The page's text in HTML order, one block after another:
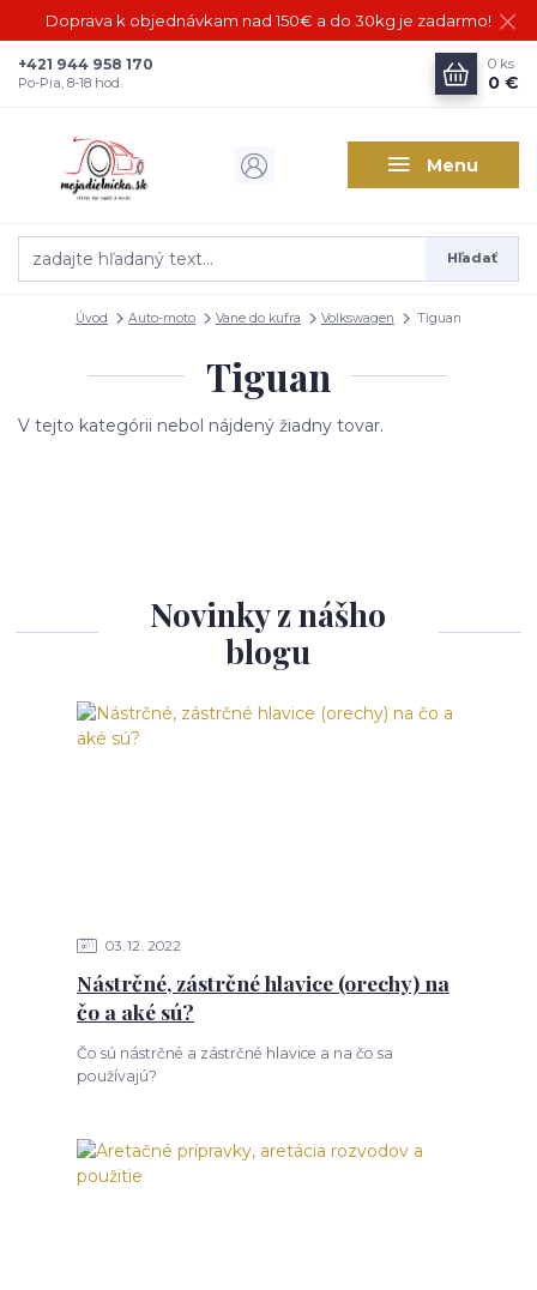
Doprava k objednávkam nad 150€ a do 30kg je zadarmo!
Menu
Hľadať
+421 944 958 170
Po-Pia, 8-18 hod.
0 ks
0 €
Úvod Auto-moto Vane do kufra Volkswagen Tiguan
Tiguan
V tejto kategórii nebol nájdený žiadny tovar.
Novinky z nášho
blogu
03 12 2022
Nástrčné, zástrčné hlavice (orechy) na
čo a aké sú?
Čo sú nástrčné a zástrčné hlavice a na čo sa
používajú?